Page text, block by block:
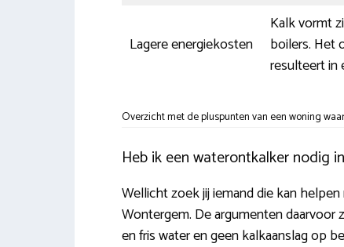
Lagere energiekosten
Kalk vormt
boilers. Het
resulteert in
Overzicht met de pluspunten van een woning
Heb ik een waterontkalker nodig
Wellicht zoek jij iemand die kan
Wontergem. De argumenten
en fris water en geen kalkaanslag op